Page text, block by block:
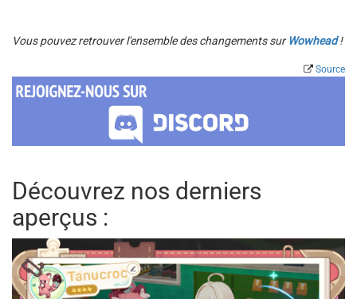
Vous pouvez retrouver l'ensemble des changements surWowhead!
Source
Découvrez nos derniers
aperçus :